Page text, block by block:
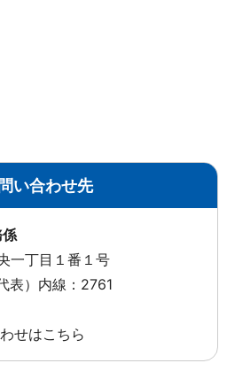
い合わせ先
一丁目１番１号
表）内線：2761
せはこちら